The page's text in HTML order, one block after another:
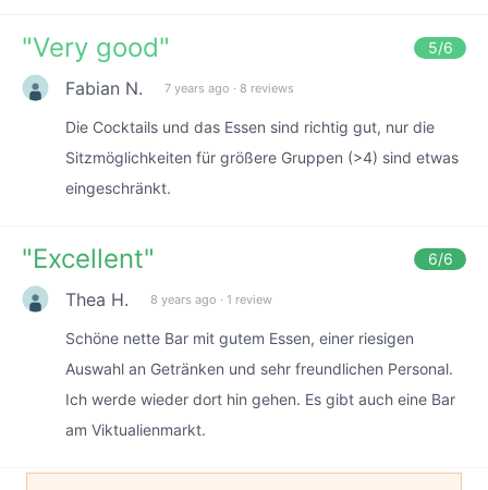
"Very good" 5/6
Fabian N. 7 years ago · 8 reviews
Die Cocktails und das Essen sind richtig gut, nur die
Sitzmöglichkeiten für größere Gruppen (>4) sind etwas
eingeschränkt.
"Excellent" 6/6
Thea H. 8 years ago · 1 review
Schöne nette Bar mit gutem Essen, einer riesigen
Auswahl an Getränken und sehr freundlichen Personal.
Ich werde wieder dort hin gehen. Es gibt auch eine Bar
am Viktualienmarkt.